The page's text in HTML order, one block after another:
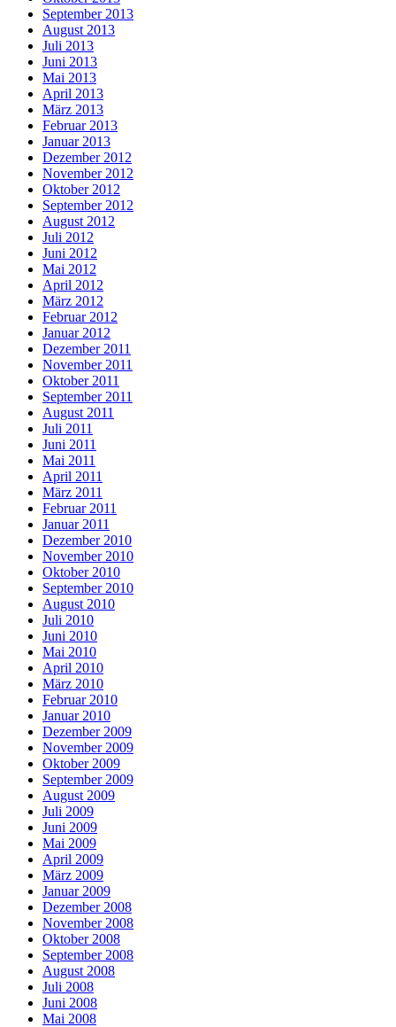
September 2013
August 2013
Juli 2013
Juni 2013
Mai 2013
April 2013
März 2013
Februar 2013
Januar 2013
Dezember 2012
November 2012
Oktober 2012
September 2012
August 2012
Juli 2012
Juni 2012
Mai 2012
April 2012
März 2012
Februar 2012
Januar 2012
Dezember 2011
November 2011
Oktober 2011
September 2011
August 2011
Juli 2011
Juni 2011
Mai 2011
April 2011
März 2011
Februar 2011
Januar 2011
Dezember 2010
November 2010
Oktober 2010
September 2010
August 2010
Juli 2010
Juni 2010
Mai 2010
April 2010
März 2010
Februar 2010
Januar 2010
Dezember 2009
November 2009
Oktober 2009
September 2009
August 2009
Juli 2009
Juni 2009
Mai 2009
April 2009
März 2009
Januar 2009
Dezember 2008
November 2008
Oktober 2008
September 2008
August 2008
Juli 2008
Juni 2008
Mai 2008